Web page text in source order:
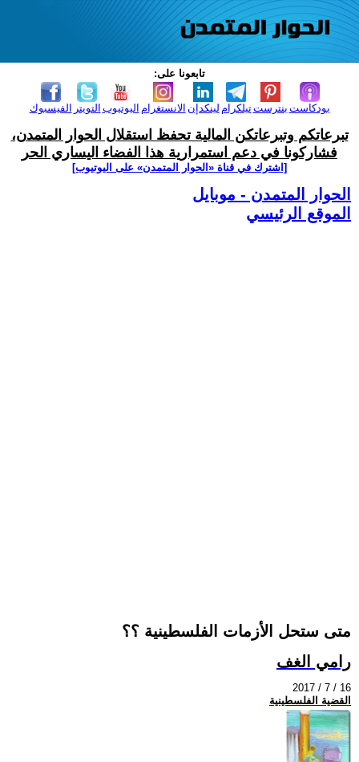
تابعونا على:
الفيسبوك التويتر اليوتيوب الانستغرام لينكدإن تيلكرامبنترست بودكاست
تبرعاتكم وتبرعاتكن المالية تحفظ استقلال الحوار المتمدن،
فشاركونا في دعم استمرارية هذا الفضاء اليساري الحر
[اشترك في قناة ‫«الحوار المتمدن» على اليوتيوب]
الحوار المتمدن - موبايل
الموقع الرئيسي
متى ستحل الأزمات الفلسطينية ؟؟
رامي الغف
2017 / 7 / 16
القضية الفلسطينية